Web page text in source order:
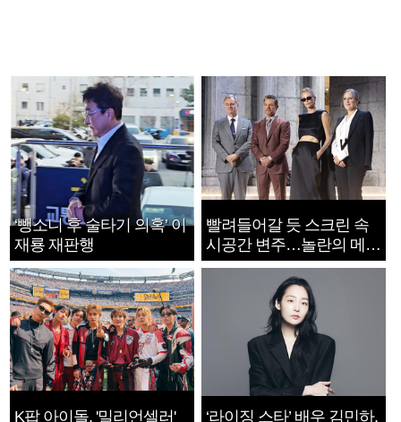
‘뺑소니 후 술타기 의혹’ 이
재룡 재판행
빨려들어갈 듯 스크린 속
시공간 변주…놀란의 메시
지는 ‘전쟁 속죄’
K팝 아이돌, '밀리언셀러' ‘라이징 스타’ 배우 김민하,